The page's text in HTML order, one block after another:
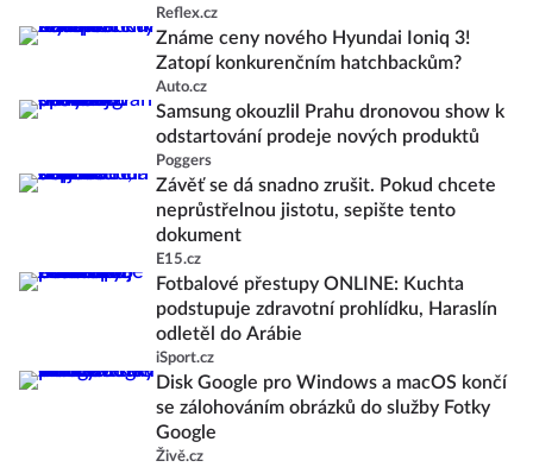
Reflex.cz
Známe ceny nového Hyundai Ioniq 3!
Zatopí konkurenčním hatchbackům?
Auto.cz
Samsung okouzlil Prahu dronovou show k
odstartování prodeje nových produktů
Poggers
Závěť se dá snadno zrušit. Pokud chcete
neprůstřelnou jistotu, sepište tento
dokument
E15.cz
Fotbalové přestupy ONLINE: Kuchta
podstupuje zdravotní prohlídku, Haraslín
odletěl do Arábie
iSport.cz
Disk Google pro Windows a macOS končí
se zálohováním obrázků do služby Fotky
Google
Živě.cz